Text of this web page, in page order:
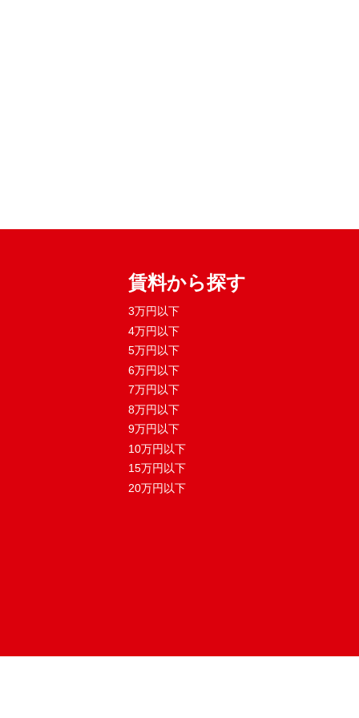
賃料から探す
3万円以下
4万円以下
5万円以下
6万円以下
7万円以下
8万円以下
9万円以下
10万円以下
15万円以下
20万円以下